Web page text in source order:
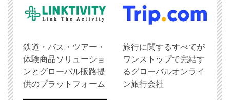
鉄道・バス・ツアー・
体験商品ソリューショ
ンとグローバル販路提
供のプラットフォーム
旅行に関するすべてが
ワンストップで完結す
るグローバルオンライ
ン旅行会社